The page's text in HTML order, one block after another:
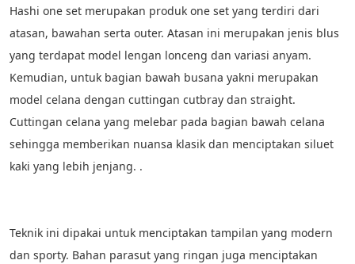
Hashi one set merupakan produk one set yang terdiri dari
atasan, bawahan serta outer. Atasan ini merupakan jenis blus
yang terdapat model lengan lonceng dan variasi anyam.
Kemudian, untuk bagian bawah busana yakni merupakan
model celana dengan cuttingan cutbray dan straight.
Cuttingan celana yang melebar pada bagian bawah celana
sehingga memberikan nuansa klasik dan menciptakan siluet
kaki yang lebih jenjang. .
Teknik ini dipakai untuk menciptakan tampilan yang modern
dan sporty. Bahan parasut yang ringan juga menciptakan